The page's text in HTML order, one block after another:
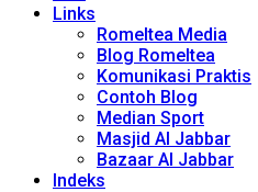
Links
Romeltea Media
Blog Romeltea
Komunikasi Praktis
Contoh Blog
Median Sport
Masjid Al Jabbar
Bazaar Al Jabbar
Indeks